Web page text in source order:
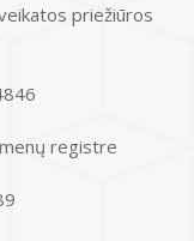
priežiūros
registre